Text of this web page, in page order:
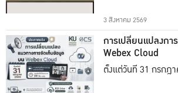
3 สิงหาคม 2569
การเปลี่ยนแปลงกา
Webex Cloud
ตั้งแต่วันที่ 31 กรกฎ